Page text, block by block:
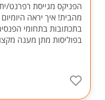
הפניקס מגייסת רפרנט/
מהבית! איך יראה
בתכתובות בתחומי
בפוליסות מתן מענה